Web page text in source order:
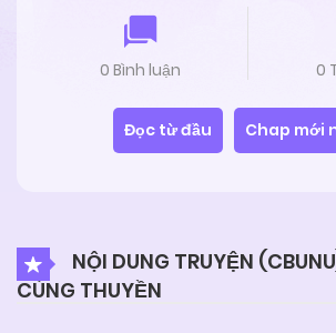
0 Bình luận 0
Đọc từ đầu Chap mới
NỘI DUNG TRUYỆN
CÙNG THUYỀN